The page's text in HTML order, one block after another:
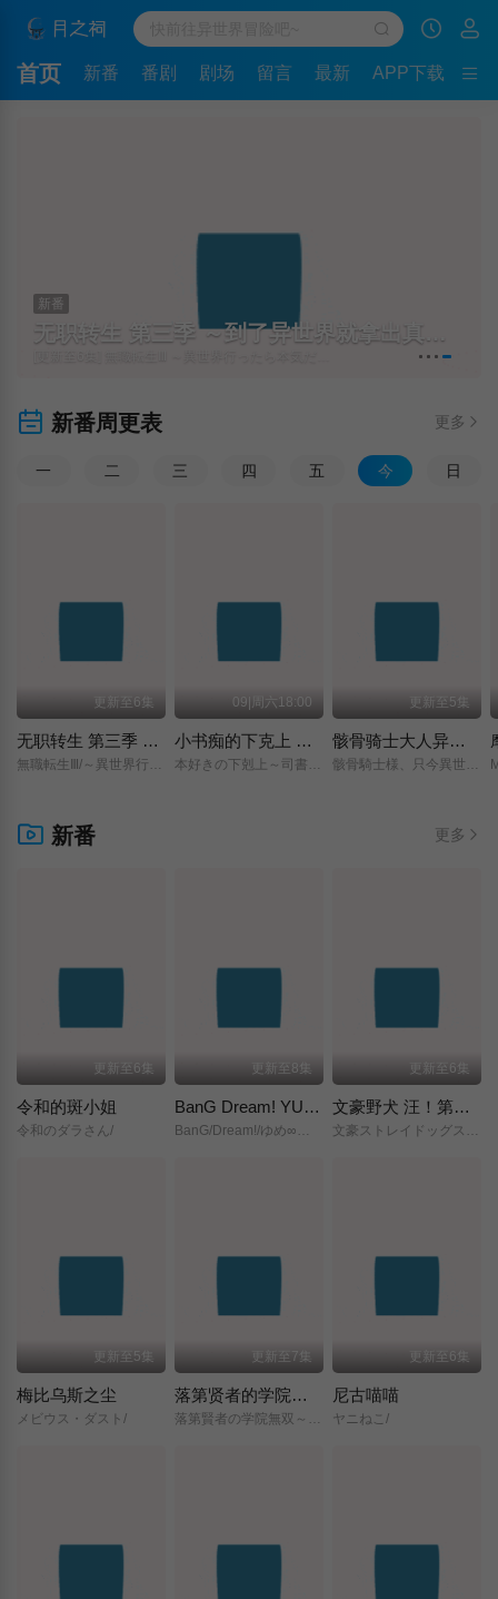
首页 新番 番剧 剧场 留言 最新 APP下载
新番
新番周更表 更多
一 二 三 四 五 今 日
更新至6集
无职转生 第三季 ～到了异世界就拿出真本事～
無職転生Ⅲ/～異世界行ったら本気だす～/
09|周六18:00
小书痴的下克上 〜为了成为图书管理员而不择手段〜 领主的养女
本好きの下剋上～司書になるためには手段を選んでいられません～/領主の養女/
更新至5集
骸骨骑士大人异世界冒险中 第二季
骸骨騎士様、只今異世界へお出掛け中Ⅱ/
新番 更多
更新至6集
令和的斑小姐
令和のダラさん/
更新至8集
BanG Dream! YUME∞MITA
更新至6集
文豪野犬 汪！第二季
更新至5集
梅比乌斯之尘
メビウス・ダスト/
更新至7集
落第贤者的学院无双～第二次转生的S级开外挂魔术师冒险录～
落第賢者の学院無双～二度目の転生、Sランクチート魔術師冒険録～/
更新至6集
尼古喵喵
ヤニねこ/